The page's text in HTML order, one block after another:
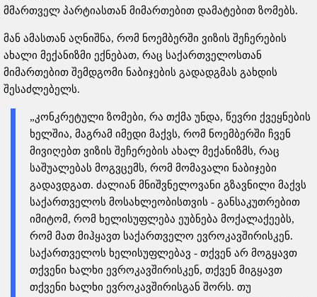
მმართველ პარტიასთან მიმართებით დამატებით ზომებს.
მან ამასთან აღნიშნა, რომ ნოემბერში ვიზის შეჩერების
ახალი მექანიზმი ექნებათ, რაც საქართველოსთან
მიმართებით შემდგომი ნაბიჯების გადადგმას გახდის
შესაძლებელს.
„კონკრეტული ზომები, რა თქმა უნდა, წევრი ქვეყნების
ხელშია, მაგრამ იმედი მაქვს, რომ ნოემბერში ჩვენ
მივიღებთ ვიზის შეჩერების ახალ მექანიზმს, რაც
საშუალებას მოგვცემს, რომ მომავალი ნაბიჯები
გადავდგათ. ძალიან მნიშვნელოვანი გზავნილი მაქვს
საქართველოს მოსახლეობისთვის - განსაკუთრებით
იმიტომ, რომ ხელისუფლება ეუბნება მოქალაქეებს,
რომ მათ მიჰყავთ საქართველო ევროკავშირისკენ.
საქართველოს ხელისუფლებავ - თქვენ არ მოგყავთ
თქვენი ხალხი ევროკავშირისკენ, თქვენ მიგყავთ
თქვენი ხალხი ევროკავშირისგან შორს. თუ